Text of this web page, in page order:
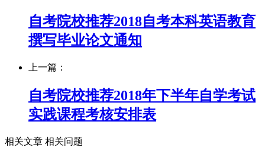
自考院校推荐2018自考本科英语教育
撰写毕业论文通知
上一篇：
自考院校推荐2018年下半年自学考试
实践课程考核安排表
相关文章 相关问题